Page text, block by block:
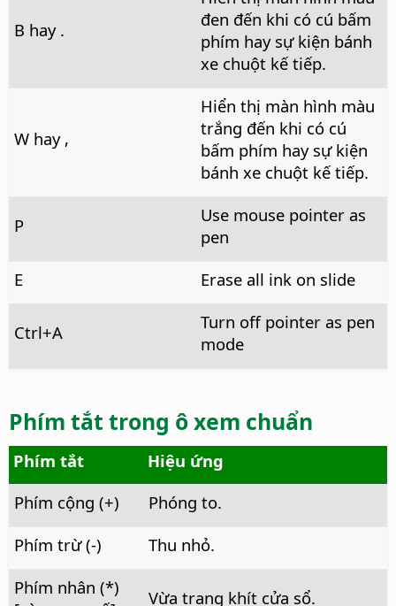
B hay .
đen đến khi có cú bấm
phím hay sự kiện bánh
xe chuột kế tiếp.
W hay ,
Hiển thị màn hình màu
trắng đến khi có cú
bấm phím hay sự kiện
bánh xe chuột kế tiếp.
P
Use mouse pointer as
pen
E
Erase all ink on slide
Ctrl+A
Turn off pointer as pen
mode
Phím tắt trong ô xem chuẩn
Phím tắt
Hiệu ứng
Phím cộng (+)
Phóng to.
Phím trừ (-)
Thu nhỏ.
Phím nhân (*)
Vừa trang khít cửa sổ.